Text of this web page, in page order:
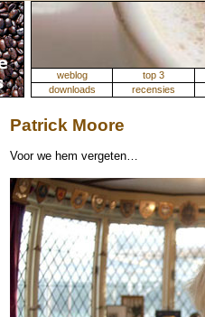
weblog top 3
downloads
recensies
Patrick Moore
Voor we hem vergeten…